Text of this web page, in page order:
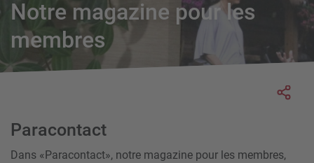
Notre magazine pour les
membres
Paracontact
Dans «Paracontact», notre magazine pour les membres,